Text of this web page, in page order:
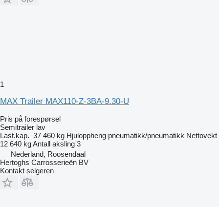
1
MAX Trailer MAX110-Z-3BA-9.30-U
Pris på forespørsel
Semitrailer lav
Last.kap. 37 460 kg Hjuloppheng pneumatikk/pneumatikk Nettovekt
12 640 kgAntall aksling 3
Nederland, Roosendaal
Hertoghs Carrosserieën BV
Kontakt selgeren